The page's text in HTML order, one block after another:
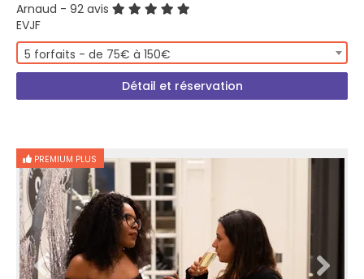
Arnaud - 92 avis
EVJF
5 forfaits - de 75€ à 150€
Détail et réservation
PREMIUM PLUS